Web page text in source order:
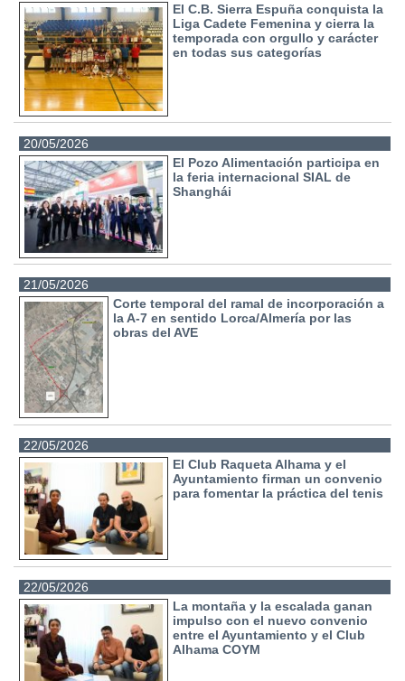
El C.B. Sierra Espuña conquista la
Liga Cadete Femenina y cierra la
temporada con orgullo y carácter
en todas sus categorías
20/05/2026
El Pozo Alimentación participa en
la feria internacional SIAL de
Shanghái
21/05/2026
Corte temporal del ramal de incorporación a
la A-7 en sentido Lorca/Almería por las
obras del AVE
22/05/2026
El Club Raqueta Alhama y el
Ayuntamiento firman un convenio
para fomentar la práctica del tenis
22/05/2026
La montaña y la escalada ganan
impulso con el nuevo convenio
entre el Ayuntamiento y el Club
Alhama COYM